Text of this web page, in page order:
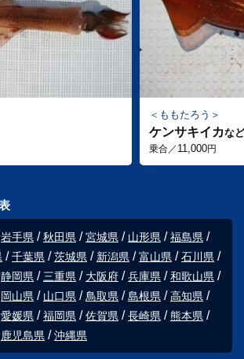
ももたろう
ケンサキイカなど
乗合／ 11,000円
岩手県 秋田県 宮城県 山形県
福島県
千葉県 茨城県 新潟県 富山県
石川県
静岡県 三重県 大阪府 兵庫県
和歌山県
岡山県 山口県 鳥取県 島根県
高知県
愛媛県 福岡県 佐賀県 長崎県
熊本県
鹿児島県 沖縄県